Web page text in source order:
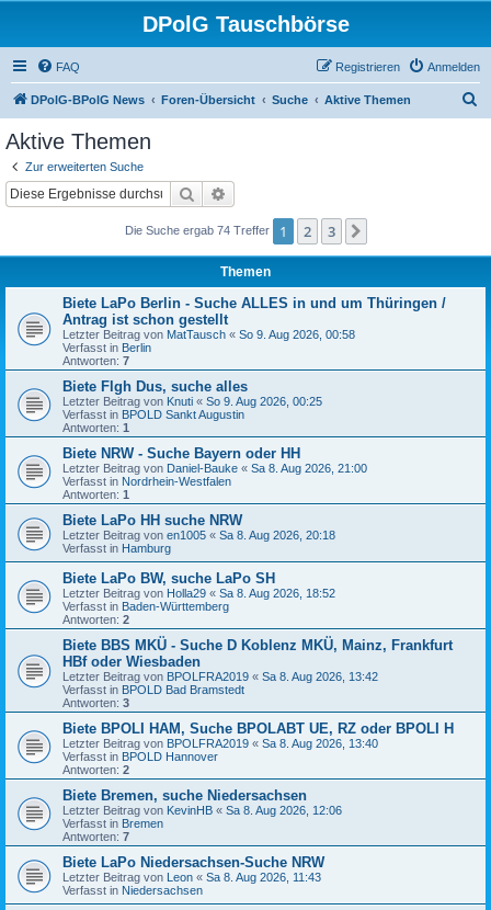
DPolG Tauschbörse
FAQ Anmelden
Registrieren
DPolG-BPolG News Foren-Übersicht Suche Aktive Themen
Aktive Themen
Zur erweiterten Suche
Suche
Die Suche ergab 74 Treffer 1 2 3
Themen
Biete LaPo Berlin - Suche ALLES in und um Thüringen /
Antrag ist schon gestellt
Letzter Beitrag von MatTausch « So 9. Aug 2026, 00:58
Verfasst in Berlin
Antworten: 7
Biete Flgh Dus, suche alles
Letzter Beitrag von Knuti « So 9. Aug 2026, 00:25
Verfasst in BPOLD Sankt Augustin
Antworten: 1
Biete NRW - Suche Bayern oder HH
Letzter Beitrag von Daniel-Bauke « Sa 8. Aug 2026, 21:00
Verfasst in Nordrhein-Westfalen
Antworten: 1
Biete LaPo HH suche NRW
Letzter Beitrag von en1005 « Sa 8. Aug 2026, 20:18
Verfasst in Hamburg
Biete LaPo BW, suche LaPo SH
Letzter Beitrag von Holla29 « Sa 8. Aug 2026, 18:52
Verfasst in Baden-Württemberg
Antworten: 2
Biete BBS MKÜ - Suche D Koblenz MKÜ, Mainz, Frankfurt
HBf oder Wiesbaden
Letzter Beitrag von BPOLFRA2019 « Sa 8. Aug 2026, 13:42
Verfasst in BPOLD Bad Bramstedt
Antworten: 3
Biete BPOLI HAM, Suche BPOLABT UE, RZ oder BPOLI H
Letzter Beitrag von BPOLFRA2019 « Sa 8. Aug 2026, 13:40
Verfasst in BPOLD Hannover
Antworten: 2
Biete Bremen, suche Niedersachsen
Letzter Beitrag von KevinHB « Sa 8. Aug 2026, 12:06
Verfasst in Bremen
Antworten: 7
Biete LaPo Niedersachsen-Suche NRW
Letzter Beitrag von Leon « Sa 8. Aug 2026, 11:43
Verfasst in Niedersachsen